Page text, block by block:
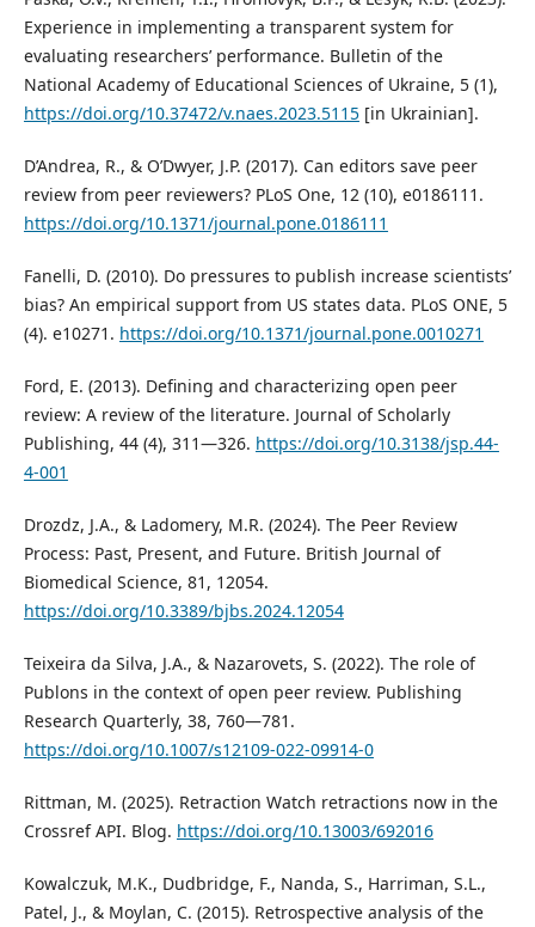
Experience in implementing a transparent system for
evaluating researchers’ performance. Bulletin of the
National Academy of Educational Sciences of Ukraine, 5 (1),
https://doi.org/10.37472/v.naes.2023.5115[in Ukrainian].
D’Andrea, R., & O’Dwyer, J.P. (2017). Can editors save peer
review from peer reviewers? PLoS One, 12 (10), e0186111.
https://doi.org/10.1371/journal.pone.0186111
Fanelli, D. (2010). Do pressures to publish increase scientists’
bias? An empirical support from US states data. PLoS ONE, 5
(4). e10271. https://doi.org/10.1371/journal.pone.0010271
Ford, E. (2013). Defining and characterizing open peer
review: A review of the literature. Journal of Scholarly
Publishing, 44 (4), 311—326. https://doi.org/10.3138/jsp.44-
4-001
Drozdz, J.A., & Ladomery, M.R. (2024). The Peer Review
Process: Past, Present, and Future. British Journal of
Biomedical Science, 81, 12054.
https://doi.org/10.3389/bjbs.2024.12054
Teixeira da Silva, J.A., & Nazarovets, S. (2022). The role of
Publons in the context of open peer review. Publishing
Research Quarterly, 38, 760—781.
https://doi.org/10.1007/s12109-022-09914-0
Rittman, M. (2025). Retraction Watch retractions now in the
Crossref API. Blog. https://doi.org/10.13003/692016
Kowalczuk, M.K., Dudbridge, F., Nanda, S., Harriman, S.L.,
Patel, J., & Moylan, C. (2015). Retrospective analysis of the